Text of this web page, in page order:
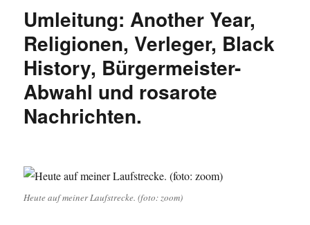
Gelb,
Bürgermeisterabwahl
in
NRW
und
Umleitung: Another Year,
Religionen, Verleger, Black
History, Bürgermeister-
Abwahl und rosarote
Nachrichten.
Heute auf meiner Laufstrecke. (foto: zoom)